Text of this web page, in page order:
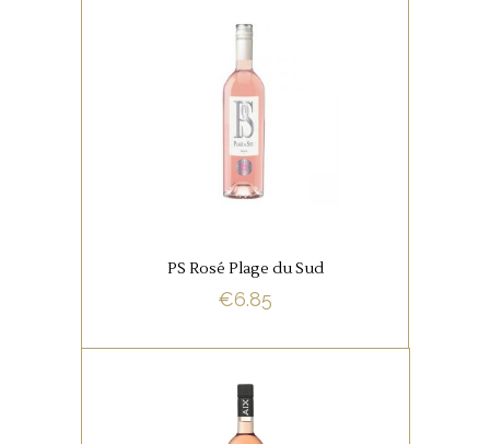
FAVORIETEN
Fruitige geur van veel rood fruit
iets kruidigheid.
PS Rosé Plage du Sud
€6.85
FRANSE FAVORIETEN
FAVORIETEN